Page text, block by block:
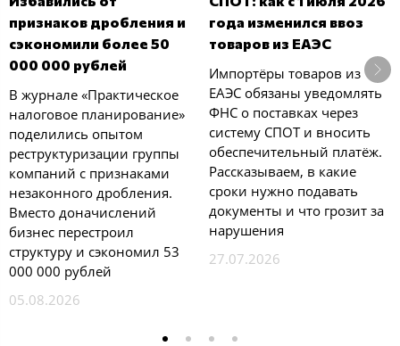
признаков дробления и
сэкономили более 50
000 000 рублей
В журнале «Практическое
налоговое планирование»
поделились опытом
реструктуризации группы
компаний с признаками
незаконного дробления.
Вместо доначислений
бизнес перестроил
структуру и сэкономил 53
000 000 рублей
05.08.2026
года изменился ввоз
товаров из ЕАЭС
Импортёры товаров из
ЕАЭС обязаны уведомлять
ФНС о поставках через
систему СПОТ и вносить
обеспечительный платёж.
Рассказываем, в какие
сроки нужно подавать
документы и что грозит за
нарушения
27.07.2026